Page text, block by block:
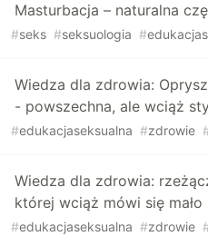
Masturbacja – naturalna
#seks #seksuologia #
Wiedza dla zdrowia:
- powszechna, ale wciąż
#edukacjaseksualna #zdrowie
Wiedza dla zdrowia:
której wciąż mówi się mało
#edukacjaseksualna #zdrowie